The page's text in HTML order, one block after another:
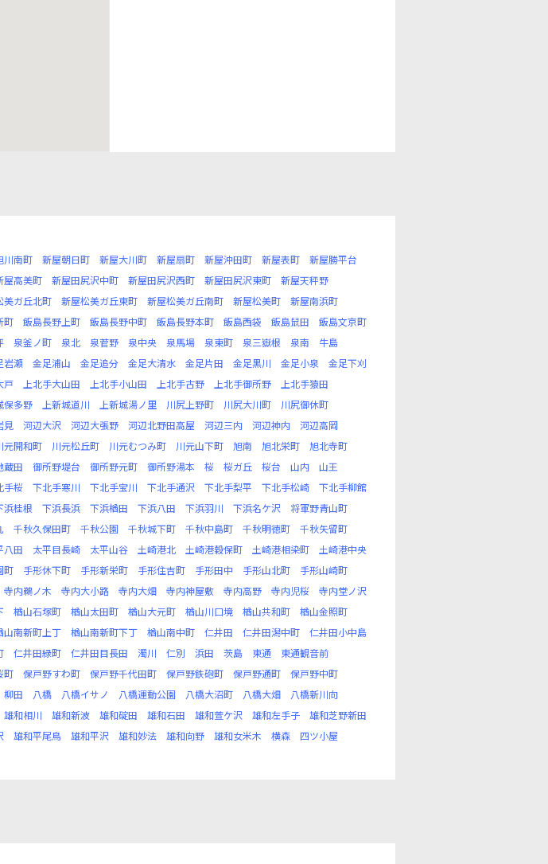
川南町 新屋朝日町 新屋大川町 新屋扇町 新屋沖田町 新屋表町
新屋勝平台
屋高美町 新屋田尻沢中町 新屋田尻沢西町 新屋田尻沢東町
新屋天秤野
美ガ丘北町 新屋松美ガ丘東町 新屋松美ガ丘南町 新屋松美町
新屋南浜町
町 飯島長野上町 飯島長野中町 飯島長野本町 飯島西袋 飯島鼠田
飯島文京町
泉釜ノ町 泉北 泉菅野 泉中央 泉馬場 泉東町 泉三嶽根 泉南
牛島
岩瀬 金足浦山 金足追分 金足大清水 金足片田 金足黒川 金足小泉
金足下刈
戸 上北手大山田 上北手小山田 上北手古野 上北手御所野
上北手猿田
保多野 上新城道川 上新城湯ノ里 川尻上野町 川尻大川町
川尻御休町
見 河辺大沢 河辺大張野 河辺北野田高屋 河辺三内 河辺神内
河辺高岡
元開和町 川元松丘町 川元むつみ町 川元山下町 旭南 旭北栄町
旭北寺町
蔵田 御所野堤台 御所野元町 御所野湯本 桜 桜ガ丘 桜台 山内
山王
手桜 下北手寒川 下北手宝川 下北手通沢 下北手梨平 下北手松崎
下北手柳館
浜桂根 下浜長浜 下浜楢田 下浜八田 下浜羽川 下浜名ケ沢
将軍野青山町
千秋久保田町 千秋公園 千秋城下町 千秋中島町 千秋明徳町
千秋矢留町
八田 太平目長崎 太平山谷 土崎港北 土崎港穀保町 土崎港相染町
土崎港中央
町 手形休下町 手形新栄町 手形住吉町 手形田中 手形山北町
手形山崎町
寺内鵜ノ木 寺内大小路 寺内大畑 寺内神屋敷 寺内高野 寺内児桜
寺内堂ノ沢
楢山石塚町 楢山太田町 楢山大元町 楢山川口境 楢山共和町
楢山金照町
山南新町上丁 楢山南新町下丁 楢山南中町 仁井田 仁井田潟中町
仁井田小中島
仁井田緑町 仁井田目長田 濁川 仁別 浜田 茨島 東通
東通観音前
町 保戸野すわ町 保戸野千代田町 保戸野鉄砲町 保戸野通町
保戸野中町
柳田 八橋 八橋イサノ 八橋運動公園 八橋大沼町 八橋大畑
八橋新川向
雄和相川 雄和新波 雄和碇田 雄和石田 雄和萱ケ沢 雄和左手子
雄和芝野新田
雄和平尾鳥 雄和平沢 雄和妙法 雄和向野 雄和女米木 横森
四ツ小屋